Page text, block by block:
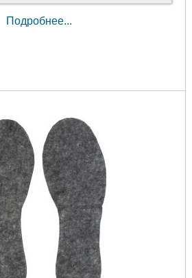
Подробнее...